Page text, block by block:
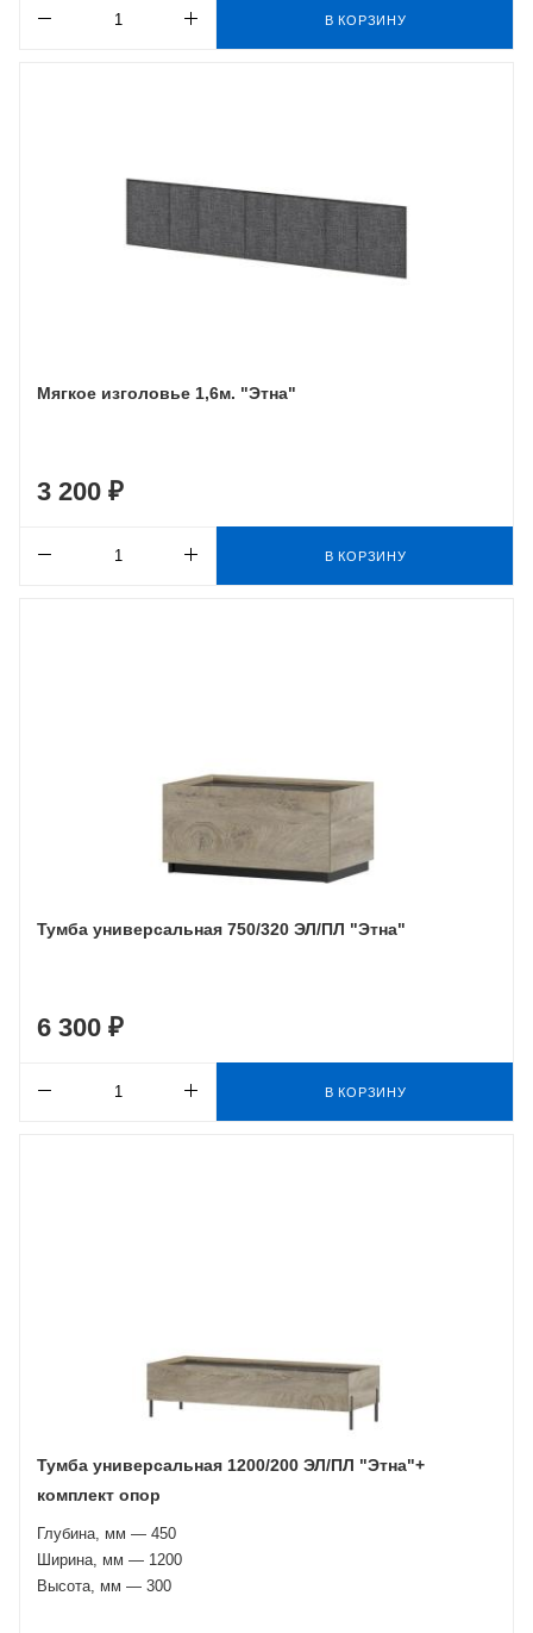
В КОРЗИНУ
Мягкое изголовье 1,6м. "Этна"
3 200 ₽
В КОРЗИНУ
Тумба универсальная 750/320 ЭЛ/ПЛ "Этна"
6 300 ₽
В КОРЗИНУ
Тумба универсальная 1200/200 ЭЛ/ПЛ "Этна"+
комплект опор
Глубина, мм — 450
Ширина, мм — 1200
Высота, мм — 300